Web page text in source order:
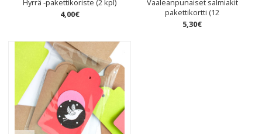
4,00€
pakettikortti (12
5,30€